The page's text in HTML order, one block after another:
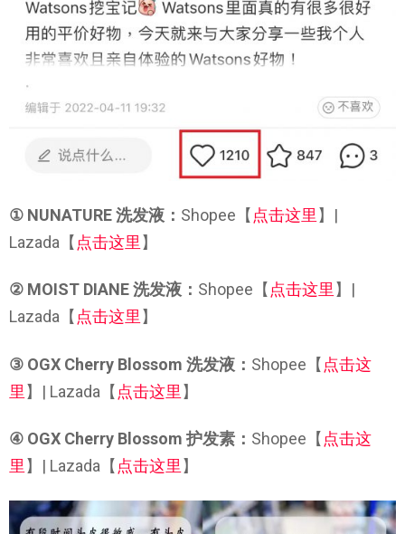
① NUNATURE 洗发液： Shopee【点击这里】|
Lazada【点击这里】
② MOIST DIANE 洗发液： Shopee【 点击这里 】|
Lazada【 点击这里 】
③ OGX Cherry Blossom 洗发液： Shopee【点击这
里】| Lazada【点击这里】
④ OGX Cherry Blossom 护发素： Shopee【 点击这
里 】| Lazada【 点击这里 】